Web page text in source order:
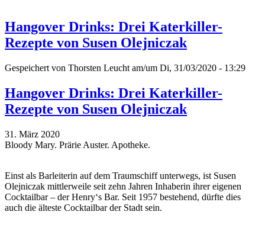
Hangover Drinks: Drei Katerkiller-
Rezepte von Susen Olejniczak
Gespeichert von Thorsten Leucht am/um Di, 31/03/2020 - 13:29
Hangover Drinks: Drei Katerkiller-
Rezepte von Susen Olejniczak
31. März 2020
Bloody Mary. Prärie Auster. Apotheke.
Einst als Barleiterin auf dem Traumschiff unterwegs, ist Susen
Olejniczak mittlerweile seit zehn Jahren Inhaberin ihrer eigenen
Cocktailbar – der Henry‘s Bar. Seit 1957 bestehend, dürfte dies
auch die älteste Cocktailbar der Stadt sein.